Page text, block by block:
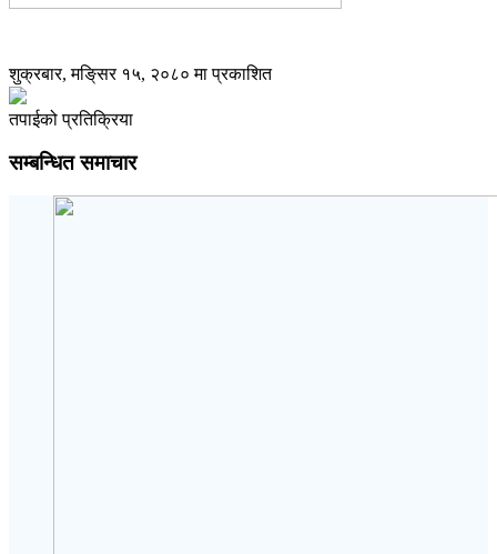
शुक्रबार, मङि्सर १५, २०८० मा प्रकाशित
तपाईको प्रतिक्रिया
सम्बन्धित समाचार